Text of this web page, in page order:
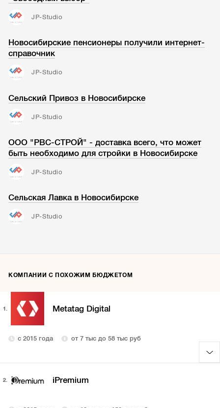
JP-Studio
Новосибирские пенсионеры получили интернет-
справочник
JP-Studio
Сельский Привоз в Новосибирске
JP-Studio
ООО "РВС-СТРОЙ" - доставка всего, что может
быть необходимо для стройки в Новосибирске
JP-Studio
Сельская Лавка в Новосибирске
JP-Studio
КОМПАНИИ С ПОХОЖИМ БЮДЖЕТОМ
1. Metatag Digital
с 2015 года от 7 тыс до 58 тыс руб
2. iPremium